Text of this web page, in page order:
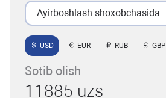
Ayirboshlash shoxobchasida
USD EUR RUB GBP
Sotib olish
11885 uzs